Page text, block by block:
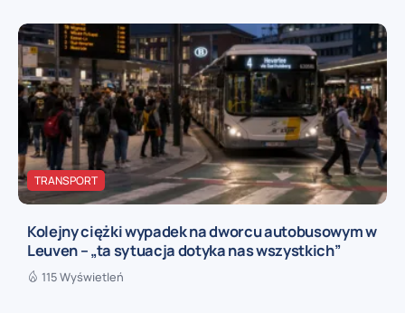
TRANSPORT
Kolejny ciężki wypadek na dworcu autobusowym w
Leuven – „ta sytuacja dotyka nas wszystkich”
115 Wyświetleń